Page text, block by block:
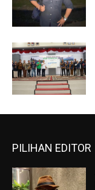
PILIHAN EDITOR